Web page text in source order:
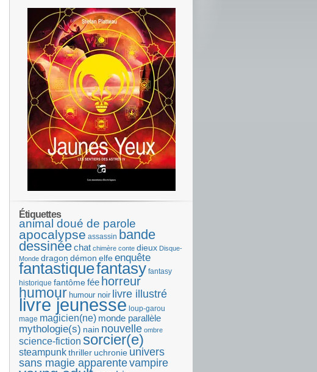
Étiquettes
animal doué de parole
apocalypse assassin bande
dessinéechat chimère conte dieux Disque-
Monde dragon démon elfeenquête
fantastiquefantasy fantasy
historique fantômefée horreur
humour humour noir livre illustré
livre jeunesse loup-garou
mage magicien(ne) monde parallèle
mythologie(s) nain nouvelle ombre
science-fiction sorcier(e)
steampunkthriller uchronie univers
sans magie apparentevampire